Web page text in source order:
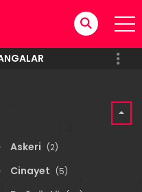
Askeri (2)
Cinayet (5)